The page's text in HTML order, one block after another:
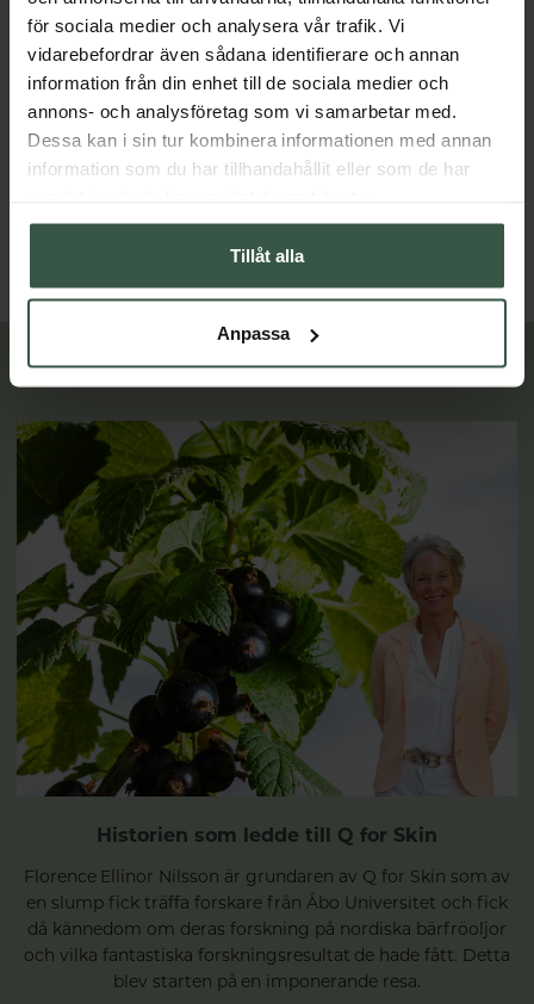
för sociala medier och analysera vår trafik. Vi
vidarebefordrar även sådana identifierare och annan
information från din enhet till de sociala medier och
annons- och analysföretag som vi samarbetar med.
Dessa kan i sin tur kombinera informationen med annan
information som du har tillhandahållit eller som de har
Tillåt alla
Anpassa
UltraCalming Serum Concentrate 40ml
Dermalogica Jabushe
Lär dig mer
Historien som ledde till Q for Skin
Florence Ellinor Nilsson är grundaren av Q for Skin som av
en slump fick träffa forskare från Åbo Universitet och fick
då kännedom om deras forskning på nordiska bärfröoljor
och vilka fantastiska forskningsresultat de hade fått. Detta
blev starten på en imponerande resa.